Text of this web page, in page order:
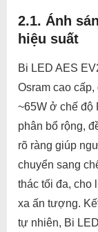
2.1. Ánh
hiệu suất
Bi LED AES
Osram cao
~65W ở chế độ
phân bổ rộng,
rõ ràng giúp
chuyển sang
thác tối đa, cho
xa ấn tượng.
tự nhiên, Bi